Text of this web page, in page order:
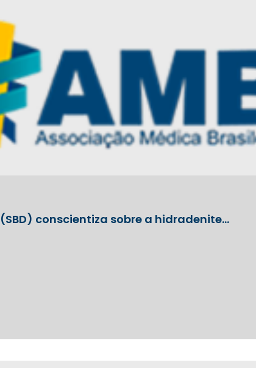
conscientiza sobre a hidradenite…